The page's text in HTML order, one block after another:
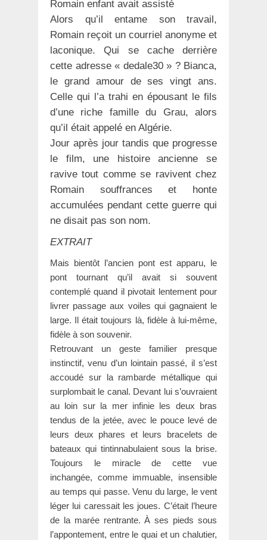
Romain enfant avait assisté
Alors qu’il entame son travail,
Romain reçoit un courriel anonyme et
laconique. Qui se cache derrière
cette adresse « dedale30 » ? Bianca,
le grand amour de ses vingt ans.
Celle qui l’a trahi en épousant le fils
d’une riche famille du Grau, alors
qu’il était appelé en Algérie.
Jour après jour tandis que progresse
le film, une histoire ancienne se
ravive tout comme se ravivent chez
Romain souffrances et honte
accumulées pendant cette guerre qui
ne disait pas son nom.
EXTRAIT
Mais bientôt l’ancien pont est apparu, le
pont tournant qu’il avait si souvent
contemplé quand il pivotait lentement pour
livrer passage aux voiles qui gagnaient le
large. Il était toujours là, fidèle à lui-même,
fidèle à son souvenir.
Retrouvant un geste familier presque
instinctif, venu d’un lointain passé, il s’est
accoudé sur la rambarde métallique qui
surplombait le canal. Devant lui s’ouvraient
au loin sur la mer infinie les deux bras
tendus de la jetée, avec le pouce levé de
leurs deux phares et leurs bracelets de
bateaux qui tintinnabulaient sous la brise.
Toujours le miracle de cette vue
inchangée, comme immuable, insensible
au temps qui passe. Venu du large, le vent
léger lui caressait les joues. C’était l’heure
de la marée rentrante. À ses pieds sous
l’appontement, entre le quai et un chalutier,